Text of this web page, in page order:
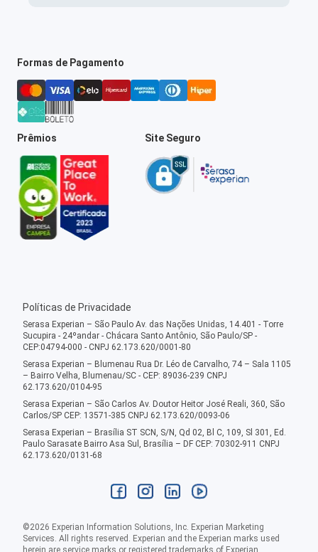
Formas de Pagamento
Prêmios Site Seguro
Políticas de Privacidade
Serasa Experian – São Paulo Av. das Nações Unidas, 14.401 - Torre
Sucupira - 24ºandar - Chácara Santo Antônio, São Paulo/SP -
CEP:04794-000 - CNPJ 62.173.620/0001-80
Serasa Experian – Blumenau Rua Dr. Léo de Carvalho, 74 – Sala 1105
– Bairro Velha, Blumenau/SC - CEP: 89036-239 CNPJ
62.173.620/0104-95
Serasa Experian – São Carlos Av. Doutor Heitor José Reali, 360, São
Carlos/SP CEP: 13571-385 CNPJ 62.173.620/0093-06
Serasa Experian – Brasília ST SCN, S/N, Qd 02, Bl C, 109, Sl 301, Ed.
Paulo Sarasate Bairro Asa Sul, Brasília – DF CEP: 70302-911 CNPJ
62.173.620/0131-68
©2026 Experian Information Solutions, Inc. Experian Marketing
Services. All rights reserved. Experian and the Experian marks used
herein are service marks or registered trademarks of Experian